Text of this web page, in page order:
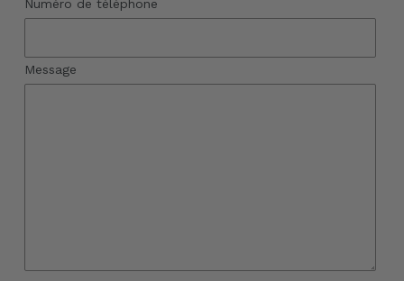
Numéro de téléphone
Message